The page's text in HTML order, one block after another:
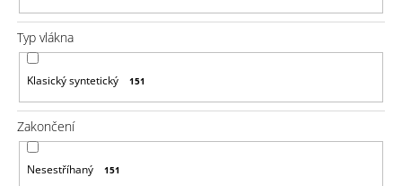
Typ vlákna
Klasický syntetický 151
Zakončení
Nesestříhaný 151
u
j
e
m
100%
JUMBO
BRAID
KANEKALON